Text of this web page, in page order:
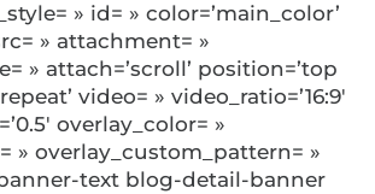
» id= » color=’main_color’
» attachment= »
» attach=’scroll’ position=’top
video= » video_ratio=’16:9′
overlay_color= »
» overlay_custom_pattern= »
text blog-detail-banner